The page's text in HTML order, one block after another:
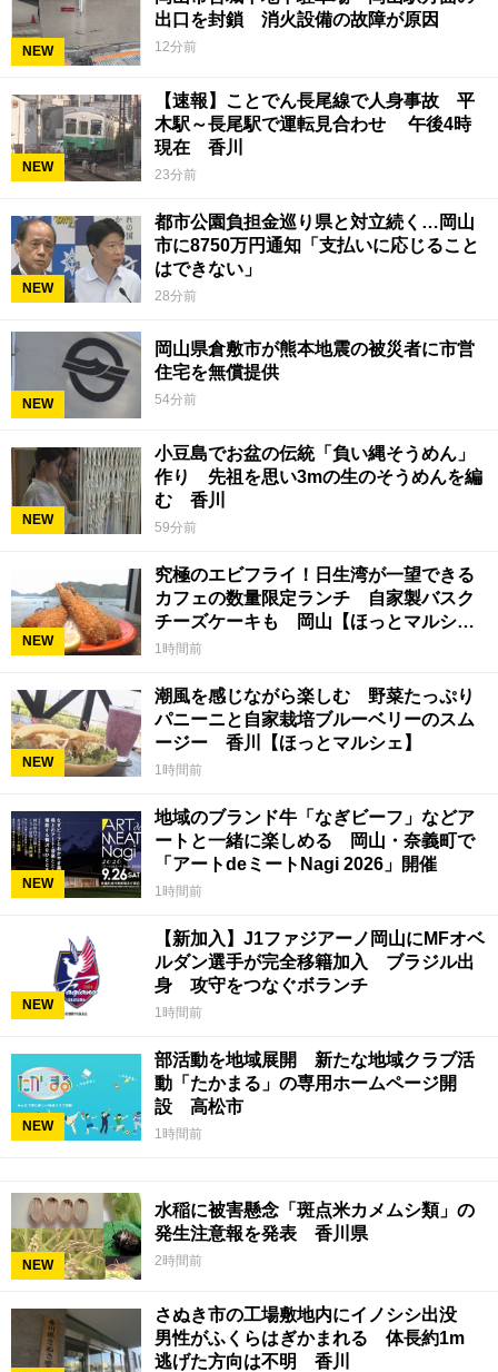
NEW
出口を封鎖 消火設備の故障が原因
12分前
NEW
【速報】ことでん長尾線で人身事故 平
木駅～長尾駅で運転見合わせ 午後4時
現在 香川
23分前
NEW
都市公園負担金巡り県と対立続く…岡山
市に8750万円通知「支払いに応じること
はできない」
28分前
NEW
岡山県倉敷市が熊本地震の被災者に市営
住宅を無償提供
54分前
NEW
小豆島でお盆の伝統「負い縄そうめん」
作り 先祖を思い3mの生のそうめんを編
む 香川
59分前
NEW
究極のエビフライ！日生湾が一望できる
カフェの数量限定ランチ 自家製バスク
チーズケーキも 岡山【ほっとマルシ
ェ】
1時間前
NEW
潮風を感じながら楽しむ 野菜たっぷり
パニーニと自家栽培ブルーベリーのスム
ージー 香川【ほっとマルシェ】
1時間前
NEW
地域のブランド牛「なぎビーフ」などア
ートと一緒に楽しめる 岡山・奈義町で
「アートdeミートNagi 2026」開催
1時間前
NEW
【新加入】J1ファジアーノ岡山にMFオベ
ルダン選手が完全移籍加入 ブラジル出
身 攻守をつなぐボランチ
1時間前
NEW
部活動を地域展開 新たな地域クラブ活
動「たかまる」の専用ホームページ開
設 高松市
1時間前
NEW
水稲に被害懸念「斑点米カメムシ類」の
発生注意報を発表 香川県
2時間前
さぬき市の工場敷地内にイノシシ出没
男性がふくらはぎかまれる 体長約1m
逃げた方向は不明 香川